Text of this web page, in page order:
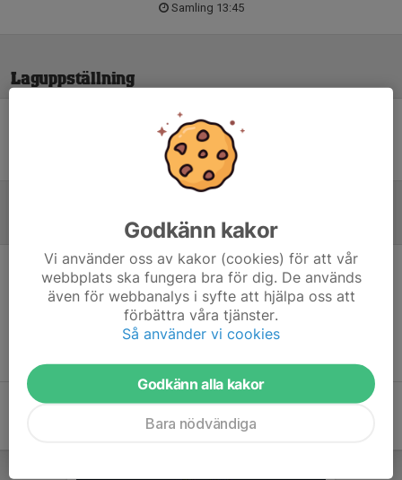
Samling 13:45
Laguppställning
Ingen uppställning ifylld
Inget referat skrivet
Godkänn kakor
Vi använder oss av kakor (cookies) för att vår
webbplats ska fungera bra för dig. De används
även för webbanalys i syfte att hjälpa oss att
förbättra våra tjänster.
Så använder vi cookies
Godkänn alla kakor
Bara nödvändiga